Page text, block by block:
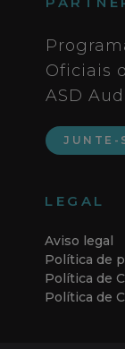
ASD
LEGAL
Aviso legal
Política de